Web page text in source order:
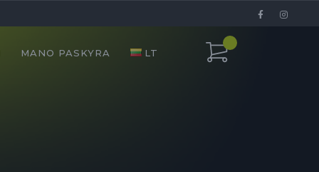
MANO PASKYRA LT